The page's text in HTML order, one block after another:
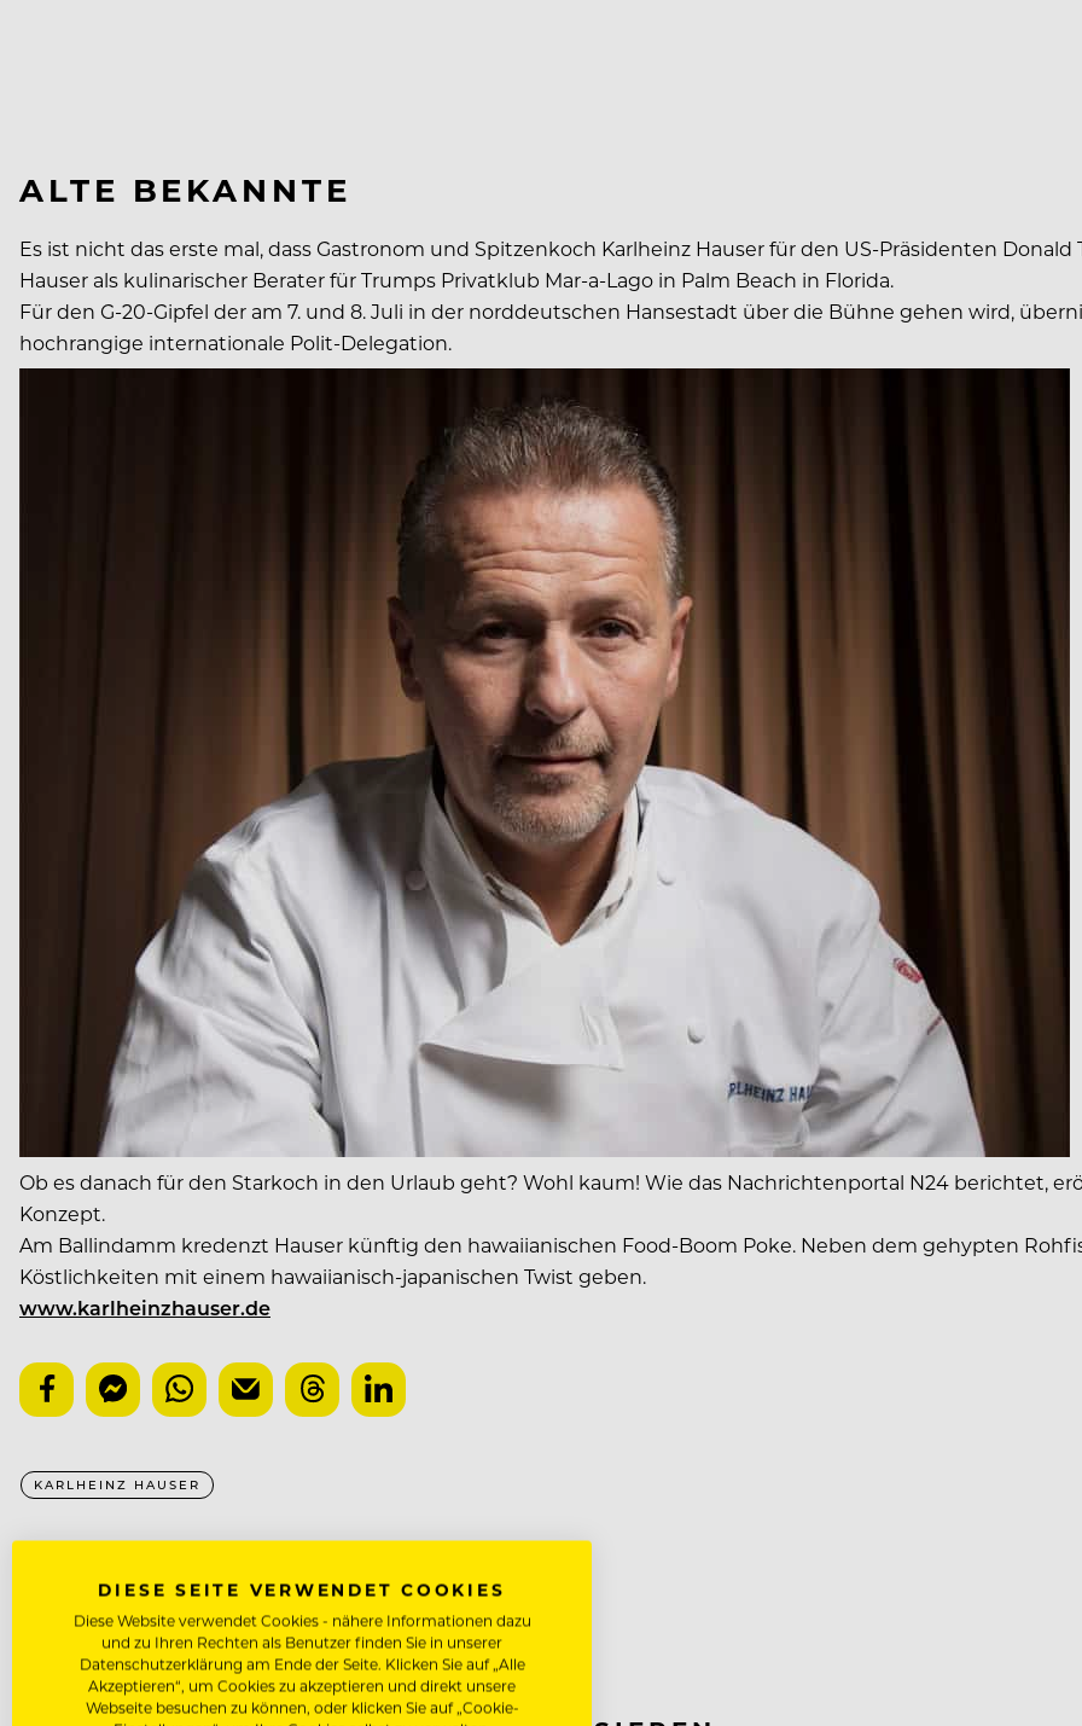
ALTE BEKANNTE
Es ist nicht das erste mal, dass Gastronom und Spitzenkoch Karlheinz Hauser für den US-Präsidenten
Hauser als kulinarischer Berater für Trumps Privatklub Mar-a-Lago in Palm Beach in Florida.
Für den G-20-Gipfel der am 7. und 8. Juli in der norddeutschen Hansestadt über die Bühne gehen wird,
hochrangige internationale Polit-Delegation.
Ob es danach für den Starkoch in den Urlaub geht? Wohl kaum! Wie das Nachrichtenportal N24 berichtet,
Konzept.
Am Ballindamm kredenzt Hauser künftig den hawaiianischen Food-Boom Poke. Neben dem gehypten
Köstlichkeiten mit einem hawaiianisch-japanischen Twist geben.
www.karlheinzhauser.de
KARLHEINZ HAUSER
VORHERIGER ARTIKEL
DIESE SEITE VERWENDET COOKIES
Diese Website verwendet Cookies - nähere Informationen dazu
und zu Ihren Rechten als Benutzer finden Sie in unserer
Datenschutzerklärung am Ende der Seite. Klicken Sie auf „Alle
Akzeptieren“, um Cookies zu akzeptieren und direkt unsere
Webseite besuchen zu können, oder klicken Sie auf „Cookie-